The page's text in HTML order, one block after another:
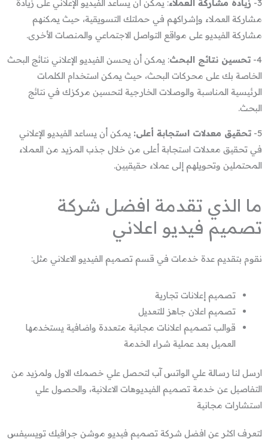
3- زيادة مشاركة العملاء: يمكن أن يساعد الفيديو الإعلاني على زيادة
مشاركة العملاء وإشراكهم في حملتك التسويقية، حيث يمكنهم
مشاركة الفيديو على مواقع التواصل الاجتماعي والمنصات الأخرى.
4- تحسين نتائج البحث: يمكن أن يحسن الفيديو الإعلاني نتائج البحث
الخاصة بك على محركات البحث، حيث يمكن استخدام الكلمات
الرئيسية المناسبة والوصلات الخارجية لتحسين مركزك في نتائج
البحث.
5- تحقيق معدلات استجابة أعلى: يمكن أن يساعد الفيديو الإعلاني
في تحقيق معدلات استجابة أعلى من خلال جذب المزيد من العملاء
المحتملين وتحويلهم إلى عملاء حقيقيين.
ما الذي تقدمة افضل شركة
تصميم فيديو اعلاني
نقوم بتقديم عدة خدمات في قسم تصميم الفيديو الاعلاني مثل:
تصميم إعلانات تجارية
تصميم اعلان جاهز للتعديل
قوالب تصميم اعلانات مجانية متعددة واضافية يستخدمها
العميل بعد عملية شراء الخدمة
ارسل لنا رسالة علي الواتس آب لتحصل علي خصمك الاول ولمزيد من
التفاصيل عن خدمة تصميم الفيديوهات الاعلانية، والحصول علي
استشارات مجانية
لتعرف اكثر عن افضل شركة تصميم فيديو موشن جرافيك تويسيفس